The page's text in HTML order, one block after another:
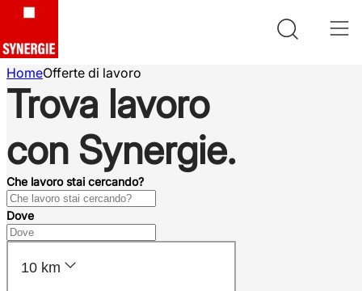
HomeOfferte di lavoro
Trova lavoro
con Synergie.
Che lavoro stai cercando?
Dove
10 km